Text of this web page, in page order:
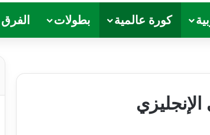
كورة عالمية بطولات الفرق